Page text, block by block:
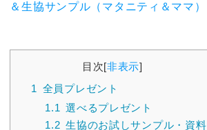
＆生協サンプル（マタニティ＆ママ）
目次[非表示]
1 全員プレゼント
1.1 選べるプレゼント
1.2 生協のお試しサンプル・資料